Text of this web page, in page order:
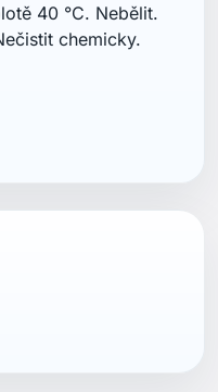
40 °C. Nebělit.
chemicky.